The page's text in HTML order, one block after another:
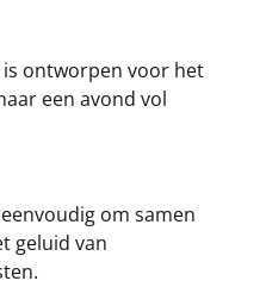
is ontworpen voor het
een avond vol
om samen
geluid van